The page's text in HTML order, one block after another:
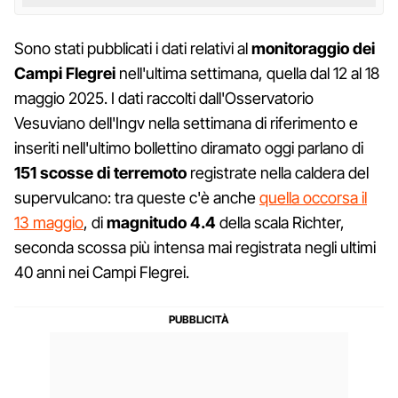
Sono stati pubblicati i dati relativi almonitoraggio dei
Campi Flegrei nell'ultima settimana, quella dal 12 al 18
maggio 2025. I dati raccolti dall'Osservatorio
Vesuviano dell'Ingv nella settimana di riferimento e
inseriti nell'ultimo bollettino diramato oggi parlano di
151 scosse di terremoto registrate nella caldera del
supervulcano: tra queste c'è anchequella occorsa il
13 maggio, dimagnitudo 4.4della scala Richter,
seconda scossa più intensa mai registrata negli ultimi
40 anni nei Campi Flegrei.